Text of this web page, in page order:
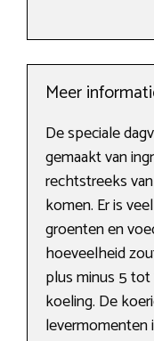
Meer
De speciale
gemaakt van
rechtstreeks
komen. Er is
groenten en
hoeveelheid
plus minus 5
koeling. De
levermomenten